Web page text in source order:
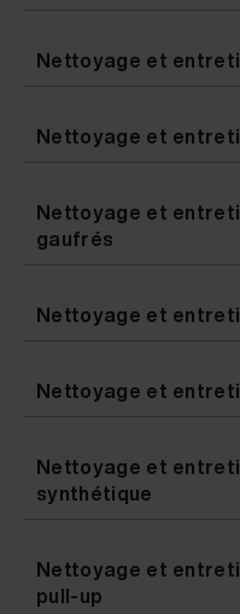
Nettoyage et
Nettoyage et
Nettoyage et
gaufrés
Nettoyage et
Nettoyage et
Nettoyage et
synthétique
Nettoyage et
pull-up